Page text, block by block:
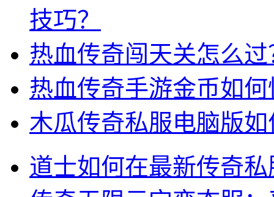
技巧？
热血传奇闯天关怎么
热血传奇手游金币如
木瓜传奇私服电脑版
道士如何在最新传奇